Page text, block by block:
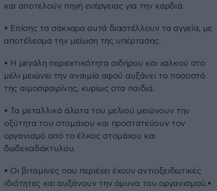
και αποτελούν πηγή ενέργειας για την καρδιά.
• Επίσης τα σάκχαρα αυτά διαστέλλουν τα αγγεία, με
αποτέλεσμα την μείωση της υπέρτασης.
• Η μεγάλη περιεκτικότητα σιδήρου και χαλκού στο
μέλι μειώνει την αναιμία αφού αυξάνει το ποσοστό
της αιμοσφαιρίνης, κυρίως στα παιδιά.
• Τα μεταλλικά άλατα του μελιού μειώνουν την
οξύτητα του στομάχου και προστατεύουν τον
οργανισμό από το έλκος στομάχου και
δωδεκαδάκτυλου.
• Οι βιταμίνες που περιέχει έχουν αντιοξειδωτικές
ιδιότητες και αυξάνουν την άμυνα του οργανισμού.•